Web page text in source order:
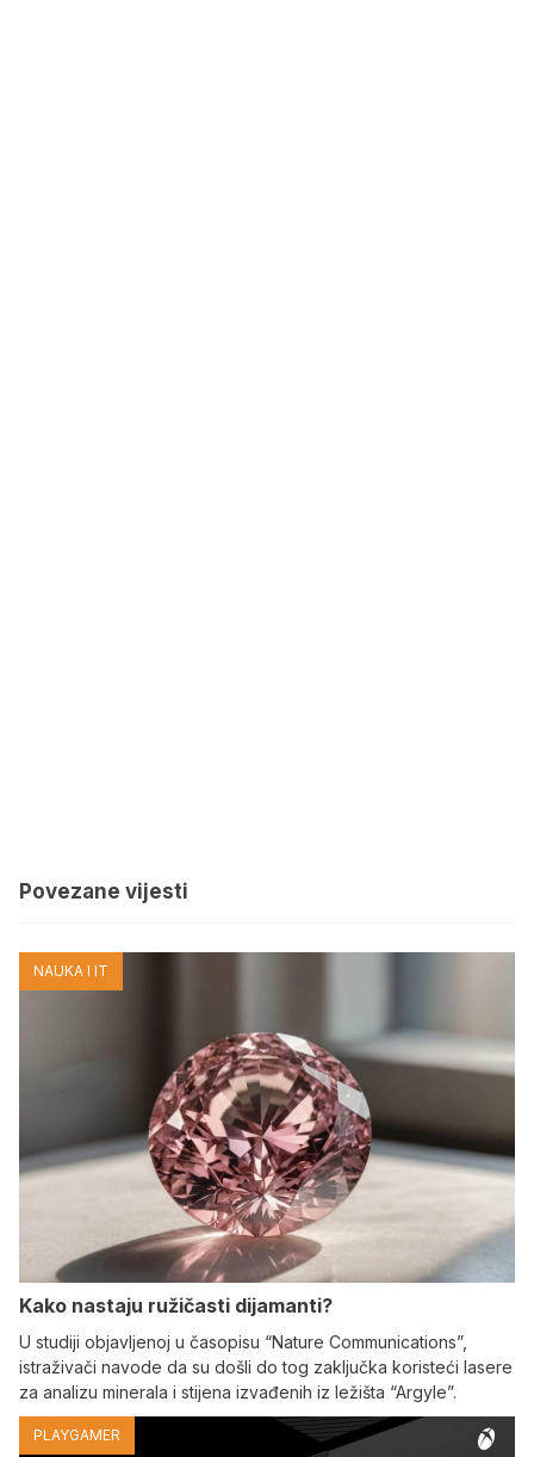
Povezane vijesti
NAUKA I IT
Kako nastaju ružičasti dijamanti?
U studiji objavljenoj u časopisu “Nature Communications”,
istraživači navode da su došli do tog zaključka koristeći lasere
za analizu minerala i stijena izvađenih iz ležišta “Argyle”.
PLAYGAMER